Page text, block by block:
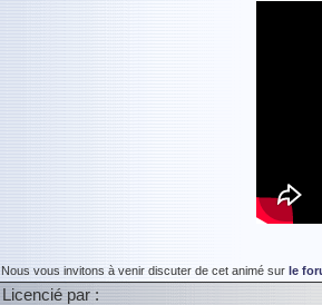
Nous vous invitons à venir discuter de cet animé sur le
Licencié par :